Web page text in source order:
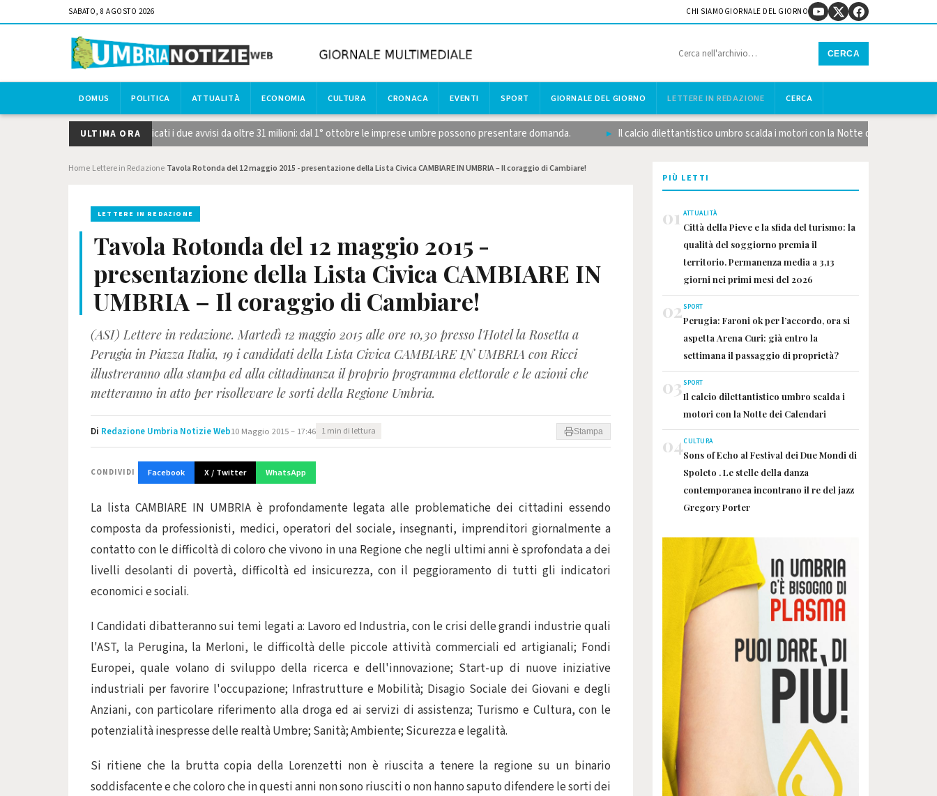
SABATO, 8 AGOSTO 2026 CHI SIAMO GIORNALE DEL GIORNO
CERCA
DOMUS POLITICA ATTUALITÀ ECONOMIA CULTURA CRONACA EVENTI SPORT GIORNALE DEL GIORNO LETTERE IN REDAZIONE CERCA
ULTIMA ORA
strategiche STEP, pubblicati i due avvisi da oltre 31 milioni: dal 1° ottobre le imprese umbre possono presentare domanda. Il calcio dilettantistico umbro scalda i motori con la Notte dei Calendari
Home Lettere in Redazione Tavola Rotonda del 12 maggio 2015 - presentazione della Lista Civica CAMBIARE IN UMBRIA – Il coraggio di Cambiare!
LETTERE IN REDAZIONE
Tavola Rotonda del 12 maggio 2015 -
presentazione della Lista Civica CAMBIARE IN
UMBRIA – Il coraggio di Cambiare!
(ASI) Lettere in redazione. Martedì 12 maggio 2015 alle ore 10,30 presso l'Hotel la Rosetta a
Perugia in Piazza Italia, 19 i candidati della Lista Civica CAMBIARE IN UMBRIA con Ricci
illustreranno alla stampa ed alla cittadinanza il proprio programma elettorale e le azioni che
metteranno in atto per risollevare le sorti della Regione Umbria.
Di Redazione Umbria Notizie Web10 Maggio 2015 – 17:46 1 min di lettura Stampa
CONDIVIDI Facebook X / Twitter WhatsApp
La lista CAMBIARE IN UMBRIA è profondamente legata alle problematiche dei cittadini essendo
composta da professionisti, medici, operatori del sociale, insegnanti, imprenditori giornalmente a
contatto con le difficoltà di coloro che vivono in una Regione che negli ultimi anni è sprofondata a dei
livelli desolanti di povertà, difficoltà ed insicurezza, con il peggioramento di tutti gli indicatori
economici e sociali.
I Candidati dibatteranno sui temi legati a: Lavoro ed Industria, con le crisi delle grandi industrie quali
l'AST, la Perugina, la Merloni, le difficoltà delle piccole attività commerciali ed artigianali; Fondi
Europei, quale volano di sviluppo della ricerca e dell'innovazione; Start-up di nuove iniziative
industriali per favorire l'occupazione; Infrastrutture e Mobilità; Disagio Sociale dei Giovani e degli
Anziani, con particolare riferimento alla droga ed ai servizi di assistenza; Turismo e Cultura, con le
potenzialità inespresse delle realtà Umbre; Sanità; Ambiente; Sicurezza e legalità.
Si ritiene che la brutta copia della Lorenzetti non è riuscita a tenere la regione su un binario
soddisfacente e che coloro che in questi anni non sono riusciti o non hanno saputo difendere le sorti dei
PIÙ LETTI
01 ATTUALITÀ
Città della Pieve e la sfida del turismo: la
qualità del soggiorno premia il
territorio. Permanenza media a 3,13
giorni nei primi mesi del 2026
02SPORT
Perugia: Faroni ok per l’accordo, ora si
aspetta Arena Curi: già entro la
settimana il passaggio di proprietà?
03SPORT
Il calcio dilettantistico umbro scalda i
motori con la Notte dei Calendari
04CULTURA
Sons of Echo al Festival dei Due Mondi di
Spoleto . Le stelle della danza
contemporanea incontrano il re del jazz
Gregory Porter